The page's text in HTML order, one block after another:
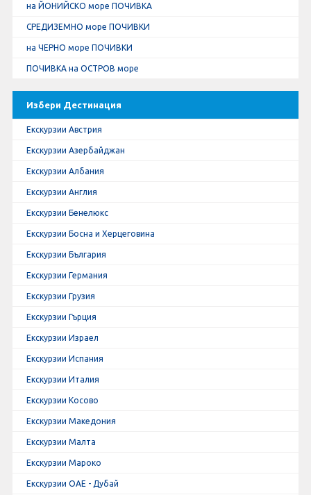
на ЙОНИЙСКО море ПОЧИВКА
СРЕДИЗЕМНО море ПОЧИВКИ
на ЧЕРНО море ПОЧИВКИ
ПОЧИВКА на ОСТРОВ море
Избери Дестинация
Екскурзии Австрия
Екскурзии Азербайджан
Екскурзии Албания
Екскурзии Англия
Екскурзии Бенелюкс
Екскурзии Босна и Херцеговина
Екскурзии България
Екскурзии Германия
Екскурзии Грузия
Екскурзии Гърция
Екскурзии Израел
Екскурзии Испания
Екскурзии Италия
Екскурзии Косово
Екскурзии Македония
Екскурзии Малта
Екскурзии Мароко
Екскурзии ОАЕ - Дубай